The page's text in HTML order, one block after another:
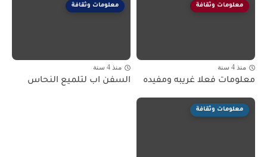
معلومات وثقافة
منذ 4 سنة
معلومات فعلا غريبه ومفيده
معلومات وثقافة
منذ 4 سنة
السفن اب لتلميع النحاس
معلومات وثقافة